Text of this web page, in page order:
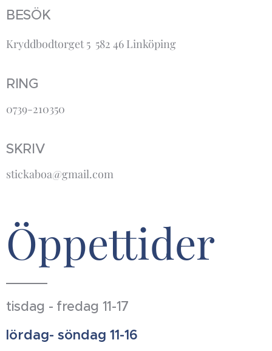
BESÖK
Kryddbodtorget 5 582 46 Linköping
RING
0739-210350
SKRIV
stickaboa@gmail.com
Öppettider
tisdag - fredag 11-17
lördag- söndag 11-16